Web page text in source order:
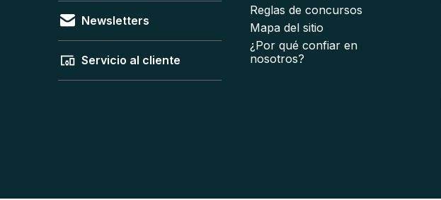
Newsletters
Servicio al cliente
Reglas de concursos
Mapa del sitio
¿Por qué confiar en
nosotros?